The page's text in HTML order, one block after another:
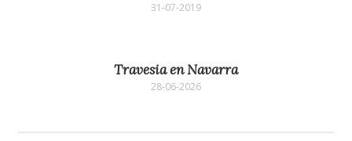
31-07-2019
Travesia en Navarra
28-06-2026